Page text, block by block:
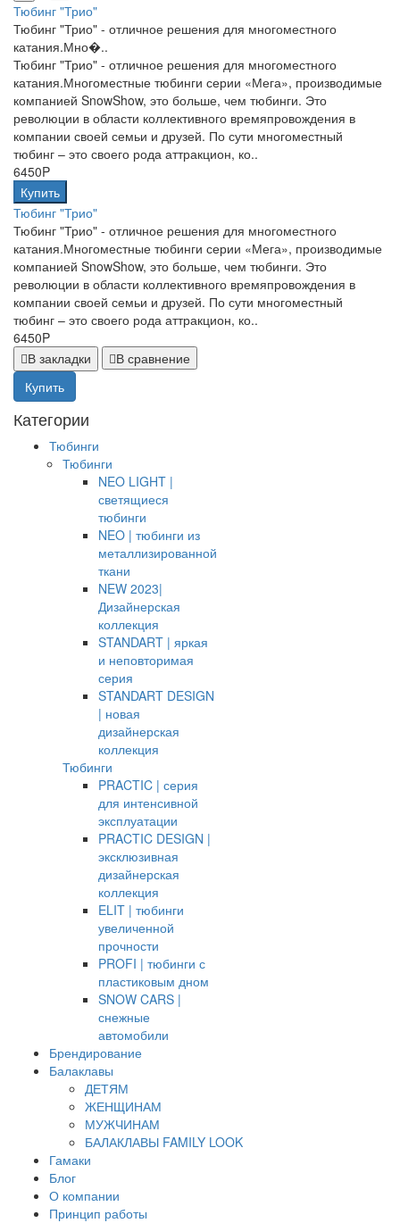
Тюбинг "Трио"
Тюбинг "Трио" - отличное решения для многоместного
катания.Мно�..
Тюбинг "Трио" - отличное решения для многоместного
катания.Многоместные тюбинги серии «Мега», производимые
компанией SnowShow, это больше, чем тюбинги. Это
революции в области коллективного времяпровождения в
компании своей семьи и друзей. По сути многоместный
тюбинг – это своего рода аттракцион, ко..
6450P
Купить
Тюбинг "Трио"
Тюбинг "Трио" - отличное решения для многоместного
катания.Многоместные тюбинги серии «Мега», производимые
компанией SnowShow, это больше, чем тюбинги. Это
революции в области коллективного времяпровождения в
компании своей семьи и друзей. По сути многоместный
тюбинг – это своего рода аттракцион, ко..
6450P
В закладки
В сравнение
Купить
Категории
Тюбинги
Тюбинги
NEO LIGHT |
светящиеся
тюбинги
NEO | тюбинги из
металлизированной
ткани
NEW 2023|
Дизайнерская
коллекция
STANDART | яркая
и неповторимая
серия
STANDART DESIGN
| новая
дизайнерская
коллекция
Тюбинги
PRACTIC | серия
для интенсивной
эксплуатации
PRACTIC DESIGN |
эксклюзивная
дизайнерская
коллекция
ELIT | тюбинги
увеличенной
прочности
PROFI | тюбинги с
пластиковым дном
SNOW CARS |
снежные
автомобили
Брендирование
Балаклавы
ДЕТЯМ
ЖЕНЩИНАМ
МУЖЧИНАМ
БАЛАКЛАВЫ FAMILY LOOK
Гамаки
Блог
О компании
Принцип работы